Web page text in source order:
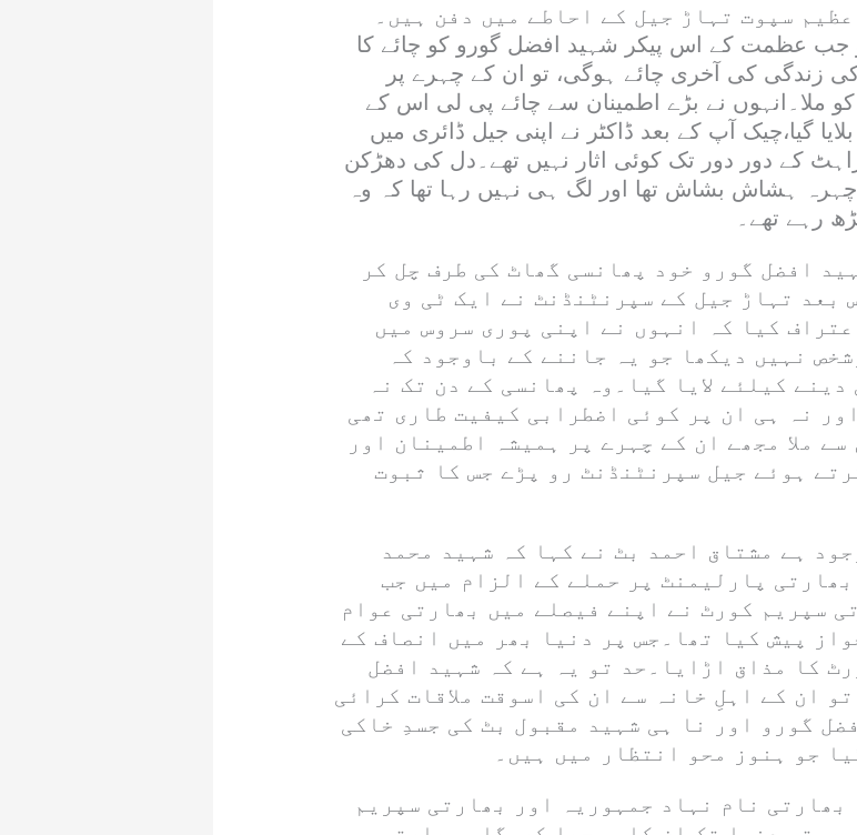
سپوت تہاڑ جیل کے احاطے میں دفن ہیں۔
صبح کو جب عظمت کے اس پیکر شہید افضل گورو کو چائے کا
زندگی کی آخری چائے ہوگی، تو ان کے چہرے پر
ملا۔انہوں نے بڑے اطمینان سے چائے پی لی اس کے
گیا،چیک آپ کے بعد ڈاکٹر نے اپنی جیل ڈائری میں
کے دور دور تک کوئی اثار نہیں تھے۔دل کی دھڑکن
ہشاش بشاش تھا اور لگ ہی نہیں رہا تھا کہ وہ
رہے تھے۔
افضل گورو خود پھانسی گھاٹ کی طرف چل کر
بعد تہاڑ جیل کے سپرنٹنڈنٹ نے ایک ٹی وی
کیا کہ انہوں نے اپنی پوری سروس میں
نہیں دیکھا جو یہ جاننے کے باوجود کہ
کیلئے لایا گیا۔وہ پھانسی کے دن تک نہ
نہ ہی ان پر کوئی اضطرابی کیفیت طاری تھی
ملا مجھے ان کے چہرے پر ہمیشہ اطمینان اور
ہوئے جیل سپرنٹنڈنٹ رو پڑے جس کا ثبوت
ہے مشتاق احمد بٹ نے کہا کہ شہید محمد
پارلیمنٹ پر حملے کے الزام میں جب
سپریم کورٹ نے اپنے فیصلے میں بھارتی عوام
پیش کیا تھا۔جس پر دنیا بھر میں انصاف کے
کا مذاق اڑایا۔حد تو یہ ہے کہ شہید افضل
ان کے اہلِ خانہ سے ان کی اسوقت ملاقات کرائی
گورو اور نا ہی شہید مقبول بٹ کی جسدِ خاکی
جو ہنوز محو انتظار میں ہیں۔
نام نہاد جمہوریہ اور بھارتی سپریم